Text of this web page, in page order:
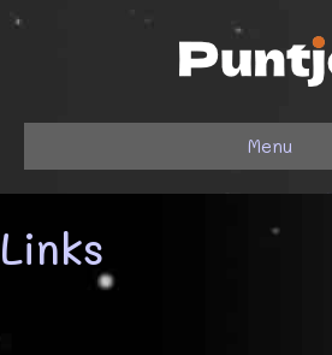
Menu
Links